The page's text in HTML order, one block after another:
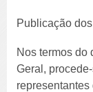
Publicação
Nos termos do
Geral,